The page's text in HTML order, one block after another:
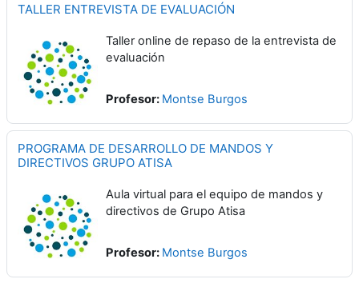
TALLER ENTREVISTA DE EVALUACIÓN
Taller online de repaso de la entrevista de
evaluación
Profesor: Montse Burgos
PROGRAMA DE DESARROLLO DE MANDOS Y
DIRECTIVOS GRUPO ATISA
Aula virtual para el equipo de mandos y
directivos de Grupo Atisa
Profesor: Montse Burgos